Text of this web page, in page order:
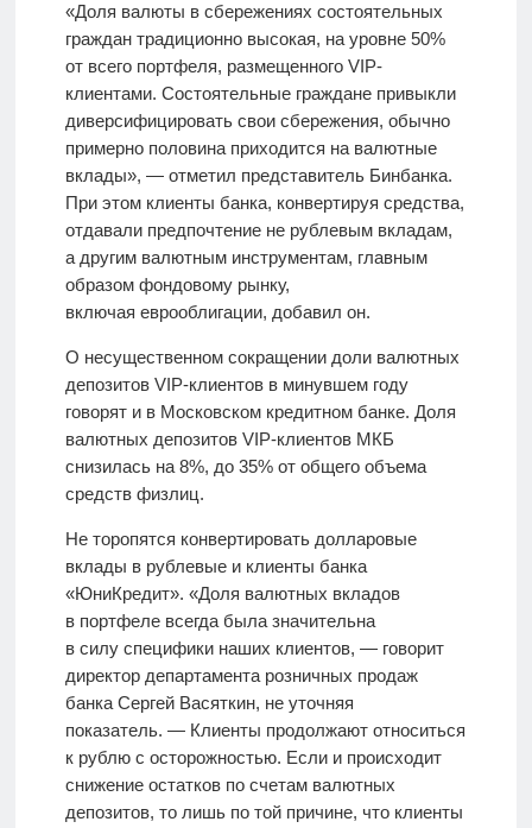
«Доля валюты в сбережениях состоятельных
граждан традиционно высокая, на уровне 50%
от всего портфеля, размещенного VIP-
клиентами. Состоятельные граждане привыкли
диверсифицировать свои сбережения, обычно
примерно половина приходится на валютные
вклады», — отметил представитель Бинбанка.
При этом клиенты банка, конвертируя средства,
отдавали предпочтение не рублевым вкладам,
а другим валютным инструментам, главным
образом фондовому рынку,
включая еврооблигации, добавил он.
О несущественном сокращении доли валютных
депозитов VIP-клиентов в минувшем году
говорят и в Московском кредитном банке. Доля
валютных депозитов VIP-клиентов МКБ
снизилась на 8%, до 35% от общего объема
средств физлиц.
Не торопятся конвертировать долларовые
вклады в рублевые и клиенты банка
«ЮниКредит». «Доля валютных вкладов
в портфеле всегда была значительна
в силу специфики наших клиентов, — говорит
директор департамента розничных продаж
банка Сергей Васяткин, не уточняя
показатель. — Клиенты продолжают относиться
к рублю с осторожностью. Если и происходит
снижение остатков по счетам валютных
депозитов, то лишь по той причине, что клиенты